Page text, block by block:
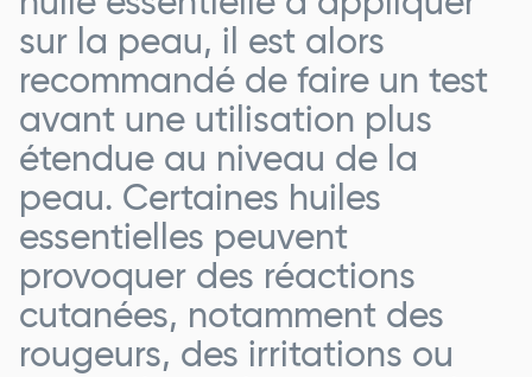
sur la peau, il est alors
recommandé de faire un test
avant une utilisation plus
étendue au niveau de la
peau. Certaines huiles
essentielles peuvent
provoquer des réactions
cutanées, notamment des
rougeurs, des irritations ou